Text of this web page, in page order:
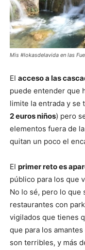
Mis #lokasdelavida en las
El acceso a las
puede entender que
limite la entrada y se
2 euros niños) pero
elementos fuera de
quitan un poco el
El primer reto es
público para los que
No lo sé, pero lo que
restaurantes con
vigilados que tienes
que para los
son terribles, y más